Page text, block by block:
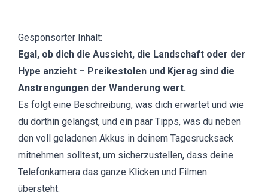
Gesponsorter Inhalt:
Egal, ob dich die Aussicht, die Landschaft oder der
Hype anzieht – Preikestolen und Kjerag sind die
Anstrengungen der Wanderung wert.
Es folgt eine Beschreibung, was dich erwartet und wie
du dorthin gelangst, und ein paar Tipps, was du neben
den voll geladenen Akkus in deinem Tagesrucksack
mitnehmen solltest, um sicherzustellen, dass deine
Telefonkamera das ganze Klicken und Filmen
übersteht.